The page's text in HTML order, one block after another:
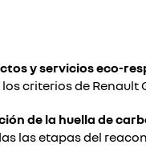
y servicios eco-
criterios de Renault
de la huella de
las etapas del